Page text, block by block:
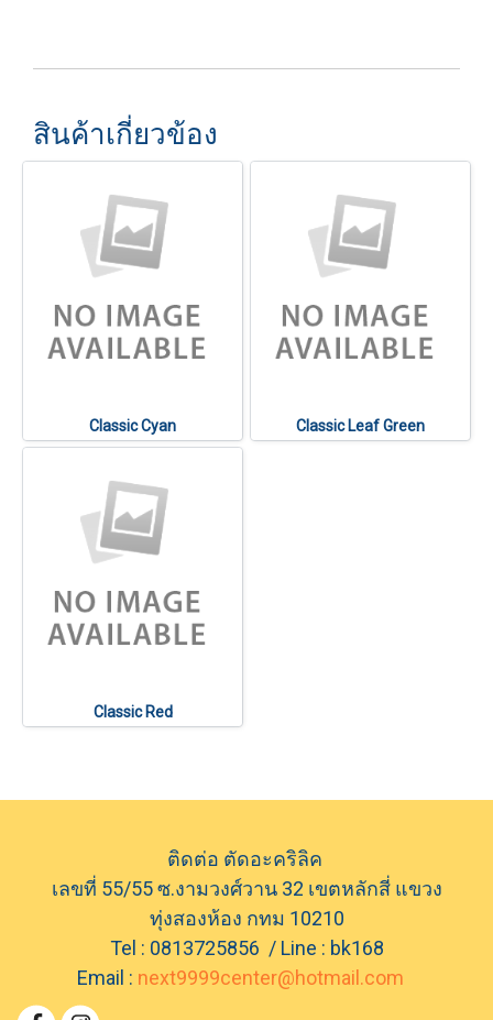
สินค้าเกี่ยวข้อง
Classic Cyan Classic Leaf Green
Classic Red
ติดต่อ ตัดอะคริลิค
เลขที่ 55/55 ซ.งามวงศ์วาน 32 เขตหลักสี่ แขวง
ทุ่งสองห้อง กทม 10210
Tel : 0813725856 / Line : bk168
Email : next9999center@hotmail.com